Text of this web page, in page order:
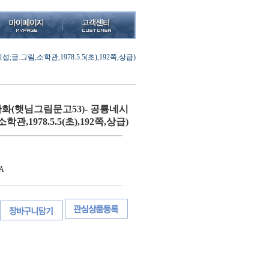
;글.그림,소학관,1978.5.5(초),192쪽,상급)
(햇님그림문고53)- 공룡네시
학관,1978.5.5(초),192쪽,상급)